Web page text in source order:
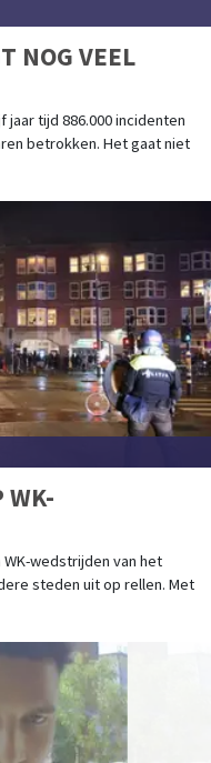
NOG VEEL
jaar tijd 886.000 incidenten
betrokken. Het gaat niet
WK-
WK-wedstrijden van het
steden uit op rellen. Met